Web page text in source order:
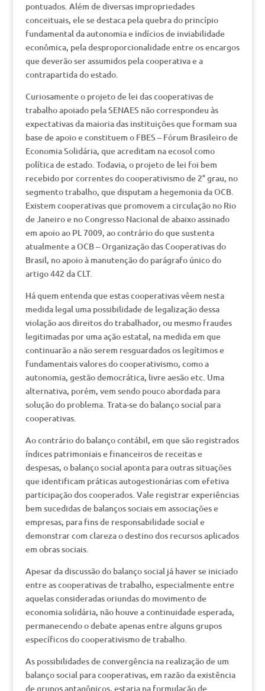
pontuados. Além de diversas impropriedades
conceituais, ele se destaca pela quebra do princípio
fundamental da autonomia e indícios de inviabilidade
econômica, pela desproporcionalidade entre os encargos
que deverão ser assumidos pela cooperativa e a
contrapartida do estado.
Curiosamente o projeto de lei das cooperativas de
trabalho apoiado pela SENAES não correspondeu às
expectativas da maioria das instituições que formam sua
base de apoio e constituem o FBES – Fórum Brasileiro de
Economia Solidária, que acreditam na ecosol como
política de estado. Todavia, o projeto de lei foi bem
recebido por correntes do cooperativismo de 2° grau, no
segmento trabalho, que disputam a hegemonia da OCB.
Existem cooperativas que promovem a circulação no Rio
de Janeiro e no Congresso Nacional de abaixo assinado
em apoio ao PL 7009, ao contrário do que sustenta
atualmente a OCB – Organização das Cooperativas do
Brasil, no apoio à manutenção do parágrafo único do
artigo 442 da CLT.
Há quem entenda que estas cooperativas vêem nesta
medida legal uma possibilidade de legalização dessa
violação aos direitos do trabalhador, ou mesmo fraudes
legitimadas por uma ação estatal, na medida em que
continuarão a não serem resguardados os legítimos e
fundamentais valores do cooperativismo, como a
autonomia, gestão democrática, livre aesão etc. Uma
alternativa, porém, vem sendo pouco abordada para
solução do problema. Trata-se do balanço social para
cooperativas.
Ao contrário do balanço contábil, em que são registrados
índices patrimoniais e financeiros de receitas e
despesas, o balanço social aponta para outras situações
que identificam práticas autogestionárias com efetiva
participação dos cooperados. Vale registrar experiências
bem sucedidas de balanços sociais em associações e
empresas, para fins de responsabilidade social e
demonstrar com clareza o destino dos recursos aplicados
em obras sociais.
Apesar da discussão do balanço social já haver se iniciado
entre as cooperativas de trabalho, especialmente entre
aquelas consideradas oriundas do movimento de
economia solidária, não houve a continuidade esperada,
permanecendo o debate apenas entre alguns grupos
específicos do cooperativismo de trabalho.
As possibilidades de convergência na realização de um
balanço social para cooperativas, em razão da existência
de grupos antagônicos, estaria na formulação de